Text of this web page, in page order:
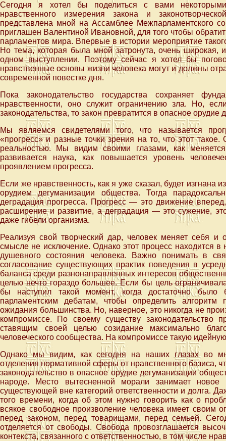
Сегодня я хотел бы поделиться с вами
нравственного измерения закона и
представлена мной на Ассамблее Межпарламентского
приглашен Валентиной Ивановной, для того чтобы
парламентов мира. Впервые в истории мероприятие
Но тема, которая была мной затронута, очень
одном выступлении. Поэтому сейчас я хотел бы
нравственные основы жизни человека могут и должны
современной повестке дня.
Пока законодательство государства сохраняет
нравственности, оно служит ограничению зла. Но,
законодательства, то закон превратится в опасное орудие
Мы являемся свидетелями того, что называется
«прогресс» и разные точки зрения на то, что этот такое.
реальностью. Мы видим своими глазами, как
развивается наука, как повышается уровень
проявлением прогресса.
Если же нравственность, как я уже сказал, будет изгнана
орудием дегуманизации общества. Тогда
деградация прогресса. Прогресс — это движение
расширение и развитие, а деградация — это сужение,
даже гибели организма.
Реализуя свой творческий дар, человек меняет себя
смысле не исключение. Однако этот процесс находится в
душевного состояния человека. Важно понимать в
согласование существующих практик поведения в
баланса среди разнонаправленных интересов
целью нечто гораздо большее. Если бы цель
бы наступил такой момент, когда достаточно
парламентским дебатам, чтобы определить
ожидания большинства. Но, наверное, это никогда не
компромиссе. По своему существу законодательство
ставящим своей целью созидание максимально
человеческого сообщества. На компромиссе такую
Однако мы видим, как сегодня на наших глазах во
отделения нормативной сферы от нравственного базиса,
законодательство в опасное орудие дегуманизации
народе. Место вытесненной морали занимает
существующей вне категорий ответственности и долга.
того времени, когда об этом нужно говорить как о
всякое свободное произволение человека имеет своим
перед законом, перед товарищами, перед семьей.
отделяется от свободы. Свобода провозглашается
контекста, связанного с ответственностью, в том числе